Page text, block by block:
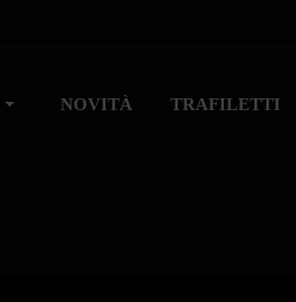
NOVITÀ TRAFILETTI